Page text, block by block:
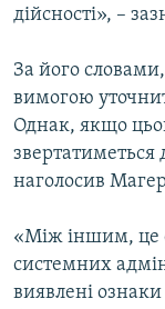
дійсності», –
За його
вимогою
Однак, якщо
звертатиметься
наголосив
«Між іншим, це
системних
виявлені